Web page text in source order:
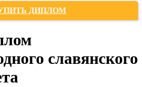
ДИПЛОМ
славянского